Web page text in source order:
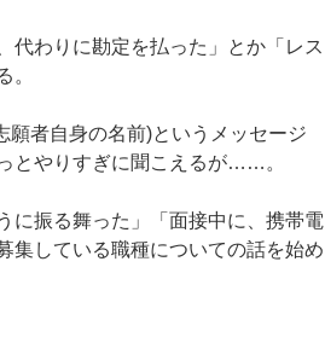
代わりに勘定を払った」とか「レス
。
願者自身の名前)というメッセージ
とやりすぎに聞こえるが……。
に振る舞った」「面接中に、携帯電
集している職種についての話を始め